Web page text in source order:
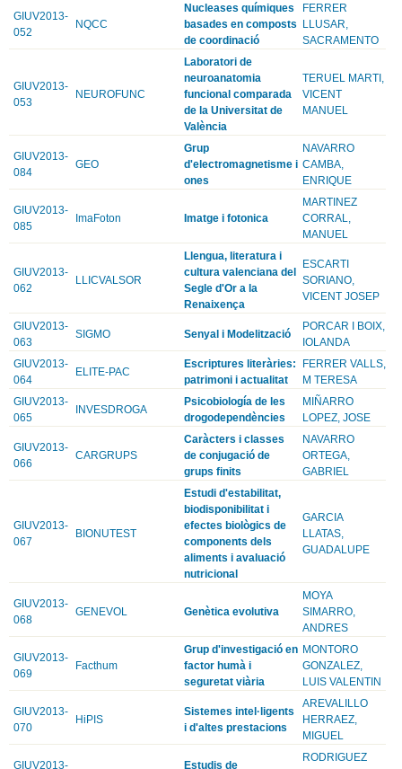
GIUV2013-
052
NQCC
Nucleases químiques
basades en composts
de coordinació
FERRER
LLUSAR,
SACRAMENTO
GIUV2013-
053
NEUROFUNC
Laboratori de
neuroanatomia
funcional comparada
de la Universitat de
València
TERUEL MARTI,
VICENT
MANUEL
GIUV2013-
084
GEO
Grup
d'electromagnetisme i
ones
NAVARRO
CAMBA,
ENRIQUE
GIUV2013-
085
ImaFoton Imatge i fotonica
MARTINEZ
CORRAL,
MANUEL
GIUV2013-
062
LLICVALSOR
Llengua, literatura i
cultura valenciana del
Segle d'Or a la
Renaixença
ESCARTI
SORIANO,
VICENT JOSEP
GIUV2013-
063
SIGMO Senyal i Modelització
PORCAR I BOIX,
IOLANDA
GIUV2013-
064
ELITE-PAC
Escriptures literàries:
patrimoni i actualitat
FERRER VALLS,
M TERESA
GIUV2013-
065
INVESDROGA
Psicobiología de les
drogodependències
MIÑARRO
LOPEZ, JOSE
GIUV2013-
066
CARGRUPS
Caràcters i classes
de conjugació de
grups finits
NAVARRO
ORTEGA,
GABRIEL
GIUV2013-
067
BIONUTEST
Estudi d'estabilitat,
biodisponibilitat i
efectes biològics de
components dels
aliments i avaluació
nutricional
GARCIA
LLATAS,
GUADALUPE
GIUV2013-
068
GENEVOL Genètica evolutiva
MOYA
SIMARRO,
ANDRES
GIUV2013-
069
Facthum
Grup d'investigació en
factor humà i
seguretat viària
MONTORO
GONZALEZ,
LUIS VALENTIN
GIUV2013-
070
HiPIS
Sistemes intel·ligents
i d'altes prestacions
AREVALILLO
HERRAEZ,
MIGUEL
GIUV2013-
Estudis de
RODRIGUEZ